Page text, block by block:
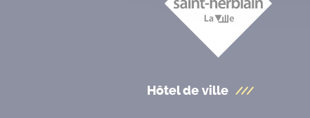
Hôtel de ville